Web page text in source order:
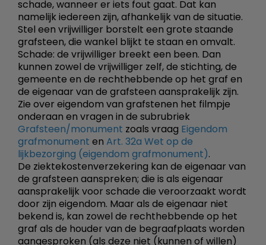
schade, wanneer er iets fout gaat. Dat kan
namelijk iedereen zijn, afhankelijk van de situatie.
Stel een vrijwilliger borstelt een grote staande
grafsteen, die wankel blijkt te staan en omvalt.
Schade: de vrijwilliger breekt een been. Dan
kunnen zowel de vrijwilliger zelf, de stichting, de
gemeente en de rechthebbende op het graf en
de eigenaar van de grafsteen aansprakelijk zijn.
Zie over eigendom van grafstenen het filmpje
onderaan en vragen in de subrubriek
Grafsteen/monument zoals vraag Eigendom
grafmonument en Art. 32a Wet op de
lijkbezorging (eigendom grafmonument).
De ziektekostenverzekering kan de eigenaar van
de grafsteen aanspreken; die is als eigenaar
aansprakelijk voor schade die veroorzaakt wordt
door zijn eigendom. Maar als de eigenaar niet
bekend is, kan zowel de rechthebbende op het
graf als de houder van de begraafplaats worden
aangesproken (als deze niet (kunnen of willen)